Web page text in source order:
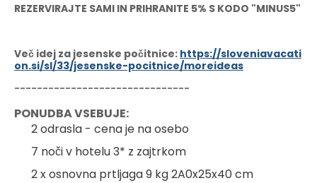
REZERVIRAJTE SAMI IN PRIHRANITE 5% S KODO "MINUS5"
Več idej za jesenske počitnice: https://sloveniavacati
on.si/sl/33/jesenske-pocitnice/moreideas
-------------------------------
PONUDBA VSEBUJE:
2 odrasla - cena je na osebo
7 noči v hotelu 3* z zajtrkom
2 x osnovna prtljaga 9 kg 2A0x25x40 cm